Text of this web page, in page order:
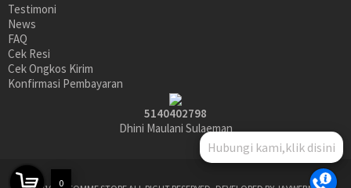
Hubungi kami,klik disini
0
Testimoni
News
FAQ
Cek Resi
Cek Ongkos Kirim
Konfirmasi Pembayaran
5140402798
Dhini Maulani Sulaeman